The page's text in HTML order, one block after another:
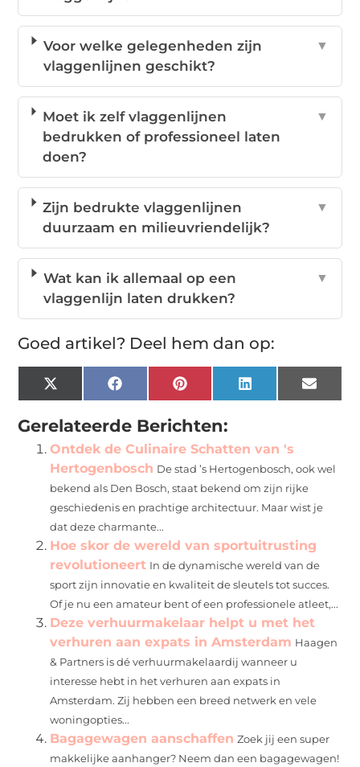
Voor welke gelegenheden zijn
vlaggenlijnen geschikt?
▼
Moet ik zelf vlaggenlijnen
bedrukken of professioneel laten
doen?
▼
Zijn bedrukte vlaggenlijnen
duurzaam en milieuvriendelijk?
▼
Wat kan ik allemaal op een
vlaggenlijn laten drukken?
▼
Goed artikel? Deel hem dan op:
X
(Twitter)
FacebookPinterest LinkedIn Email
Gerelateerde Berichten:
Ontdek de Culinaire Schatten van 's
Hertogenbosch De stad ’s Hertogenbosch, ook wel
bekend als Den Bosch, staat bekend om zijn rijke
geschiedenis en prachtige architectuur. Maar wist je
dat deze charmante...
Hoe skor de wereld van sportuitrusting
revolutioneert In de dynamische wereld van de
sport zijn innovatie en kwaliteit de sleutels tot succes.
Of je nu een amateur bent of een professionele atleet,...
Deze verhuurmakelaar helpt u met het
verhuren aan expats in Amsterdam Haagen
& Partners is dé verhuurmakelaardij wanneer u
interesse hebt in het verhuren aan expats in
Amsterdam. Zij hebben een breed netwerk en vele
woningopties...
Bagagewagen aanschaffen Zoek jij een super
makkelijke aanhanger? Neem dan een bagagewagen!